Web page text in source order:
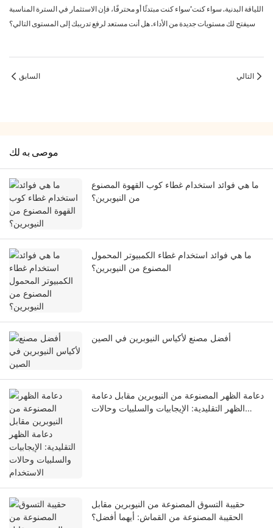
اللياقة البدنية. سواء كنت’سواء كنت مبتدئًا أو محترفًا، فإن الاستثمار في السترة المناسبة
سيفتح لك مستويات جديدة من الأداء. هل أنت مستعد لرفع تدريبك إلى المستوى التالي؟
السابق التالي
موصى به لك
ما هي فوائد استخدام غطاء كوب القهوة المصنوع
من النيوبرين؟
ما هي فوائد استخدام غطاء الكمبيوتر المحمول
المصنوع من النيوبرين؟
أفضل مصنع لأكياس النيوبرين في الصين
دعامة الظهر المصنوعة من النيوبرين مقابل دعامة
الظهر التقليدية: الإيجابيات والسلبيات وحالات
حقيبة التسوق المصنوعة من النيوبرين مقابل
الحقيبة المصنوعة من القماش: أيهما أفضل؟